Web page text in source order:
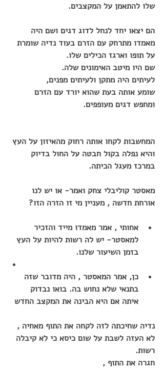
שלו להתאמן על המקצבים.
הם יצאו יחד לנחל לדוג דגים ושם היה
מאמדו מתרחק עם הזרם בעוד נדיה שומרת
על תופו וארגז הכילים שלו.
שם היו מיטב האימונים שלה.
לעיתים היה מתקן ולעיתים מפנים,
שומע אותה בעת שהוא יורד עם הזרם
ומחפש דגים מעופפים.
המחשבות לקחו אותה רחוק מהאיזון על העץ
והיא נפלה בקול חבטה על החול בדיוק
במרכז מעגל הכיתה.
מאסטר קוליבלי צחק ואמר- או יש לנו
אורחת חדשה , מעניין מי זו הזרה הזו?
אחותי , אמר מאמדו מייד והזכיר
למאסטר- יש לה רשות להיות על העץ
בזמן השיעור שלנו.
כן, אמר המאסטר , היה מדובר שזה
בתנאי שלא נחוש בה. בואו נבדוק
איתה אם היא הבינה את המקצב החדש
נדיה שחיכתה לזה לקחה את התוף מאחיה ,
לא העזה לשבת על שום כיסא כי לא קיבלה
רשות.
חגרה את התוף ,